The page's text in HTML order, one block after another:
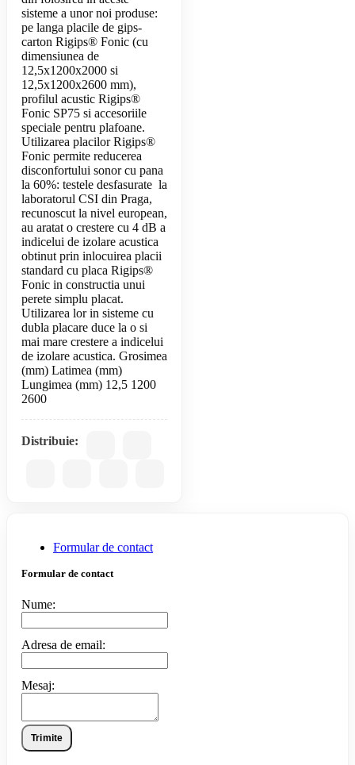
sisteme a unor noi produse:
pe langa placile de gips-
carton Rigips® Fonic (cu
dimensiunea de
12,5x1200x2000 si
12,5x1200x2600 mm),
profilul acustic Rigips®
Fonic SP75 si accesoriile
speciale pentru plafoane.
Utilizarea placilor Rigips®
Fonic permite reducerea
disconfortului sonor cu pana
la 60%: testele desfasurate la
laboratorul CSI din Praga,
recunoscut la nivel european,
au aratat o crestere cu 4 dB a
indicelui de izolare acustica
obtinut prin inlocuirea placii
standard cu placa Rigips®
Fonic in constructia unui
perete simplu placat.
Utilizarea lor in sisteme cu
dubla placare duce la o si
mai mare crestere a indicelui
de izolare acustica. Grosimea
(mm) Latimea (mm)
Lungimea (mm) 12,5 1200
2600
Distribuie:
Formular de contact
Formular de contact
Nume:
Adresa de email:
Mesaj:
Trimite